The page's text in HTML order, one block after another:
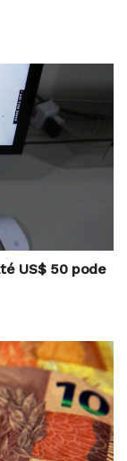
US$ 50 pode